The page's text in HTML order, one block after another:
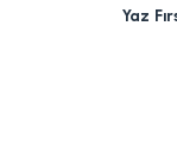
Yaz